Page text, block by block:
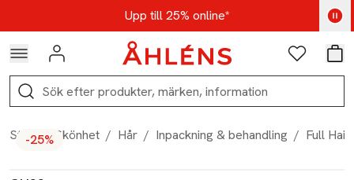
Hoppa till navigationsmenynUpp till 25% online*
Kod: AUG25 - Shoppa nu
Logga in Favoriter
Sök
Start / Skönhet / Hår / Inpackning & behandling / Full
-25%